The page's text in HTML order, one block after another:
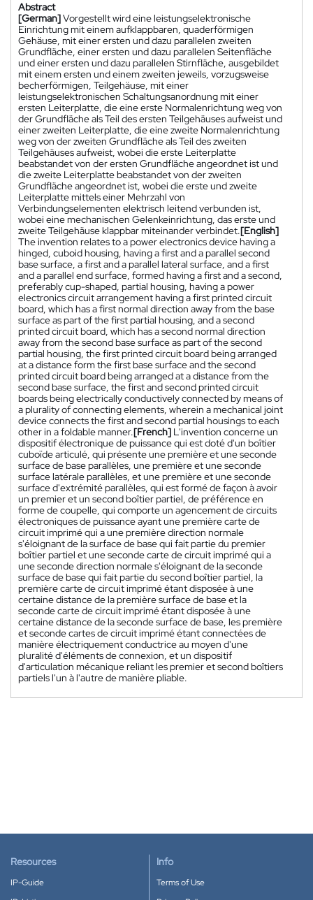
Abstract
[German]Vorgestellt wird eine leistungselektronische
Einrichtung mit einem aufklappbaren, quaderförmigen
Gehäuse, mit einer ersten und dazu parallelen zweiten
Grundfläche, einer ersten und dazu parallelen Seitenfläche
und einer ersten und dazu parallelen Stirnfläche, ausgebildet
mit einem ersten und einem zweiten jeweils, vorzugsweise
becherförmigen, Teilgehäuse, mit einer
leistungselektronischen Schaltungsanordnung mit einer
ersten Leiterplatte, die eine erste Normalenrichtung weg von
der Grundfläche als Teil des ersten Teilgehäuses aufweist und
einer zweiten Leiterplatte, die eine zweite Normalenrichtung
weg von der zweiten Grundfläche als Teil des zweiten
Teilgehäuses aufweist, wobei die erste Leiterplatte
beabstandet von der ersten Grundfläche angeordnet ist und
die zweite Leiterplatte beabstandet von der zweiten
Grundfläche angeordnet ist, wobei die erste und zweite
Leiterplatte mittels einer Mehrzahl von
Verbindungselementen elektrisch leitend verbunden ist,
wobei eine mechanischen Gelenkeinrichtung, das erste und
zweite Teilgehäuse klappbar miteinander verbindet.[English]
The invention relates to a power electronics device having a
hinged, cuboid housing, having a first and a parallel second
base surface, a first and a parallel lateral surface, and a first
and a parallel end surface, formed having a first and a second,
preferably cup-shaped, partial housing, having a power
electronics circuit arrangement having a first printed circuit
board, which has a first normal direction away from the base
surface as part of the first partial housing, and a second
printed circuit board, which has a second normal direction
away from the second base surface as part of the second
partial housing, the first printed circuit board being arranged
at a distance form the first base surface and the second
printed circuit board being arranged at a distance from the
second base surface, the first and second printed circuit
boards being electrically conductively connected by means of
a plurality of connecting elements, wherein a mechanical joint
device connects the first and second partial housings to each
other in a foldable manner.[French] L'invention concerne un
dispositif électronique de puissance qui est doté d'un boîtier
cuboïde articulé, qui présente une première et une seconde
surface de base parallèles, une première et une seconde
surface latérale parallèles, et une première et une seconde
surface d'extrémité parallèles, qui est formé de façon à avoir
un premier et un second boîtier partiel, de préférence en
forme de coupelle, qui comporte un agencement de circuits
électroniques de puissance ayant une première carte de
circuit imprimé qui a une première direction normale
s'éloignant de la surface de base qui fait partie du premier
boîtier partiel et une seconde carte de circuit imprimé qui a
une seconde direction normale s'éloignant de la seconde
surface de base qui fait partie du second boîtier partiel, la
première carte de circuit imprimé étant disposée à une
certaine distance de la première surface de base et la
seconde carte de circuit imprimé étant disposée à une
certaine distance de la seconde surface de base, les première
et seconde cartes de circuit imprimé étant connectées de
manière électriquement conductrice au moyen d'une
pluralité d'éléments de connexion, et un dispositif
d'articulation mécanique reliant les premier et second boîtiers
partiels l'un à l'autre de manière pliable.
Resources
IP-Guide
Info
Terms of Use